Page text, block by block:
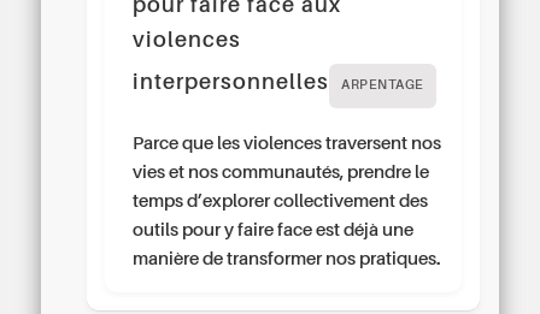
pour faire face aux
violences
interpersonnelles
ARPENTAGE
Parce que les violences traversent nos
vies et nos communautés, prendre le
temps d’explorer collectivement des
outils pour y faire face est déjà une
manière de transformer nos pratiques.